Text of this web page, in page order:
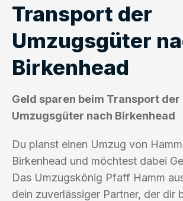
Transport der
Umzugsgüter
Birkenhead
Geld sparen beim Transport der
Umzugsgüter nach Birkenhead
Du planst einen Umzug von
Birkenhead und möchtest dabei
Das Umzugskönig Pfaff Hamm
dein zuverlässiger Partner, der dir